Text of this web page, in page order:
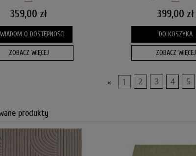
359,00 zł
O DOSTĘPNOŚCI
ZOBACZ WIĘCEJ
399,00 zł
DO KOSZYKA
ZOBACZ WIĘCEJ
« 1 2 3 4 5
produkty